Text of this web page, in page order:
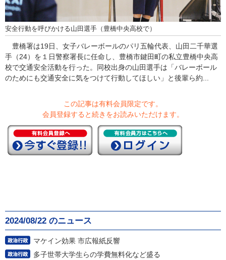
安全行動を呼びかける山田選手（豊橋中央高校で）
豊橋署は19日、女子バレーボールのパリ五輪代表、山田二千華選
手（24）を１日警察署長に任命し、豊橋市鍵田町の私立豊橋中央高
校で交通安全活動を行った。同校出身の山田選手は「バレーボール
のためにも交通安全に気をつけて行動してほしい」と後輩ら約...
この記事は有料会員限定です。
会員登録すると続きをお読みいただけます。
2024/08/22 のニュース
マケイン効果 市広報紙反響
多子世帯大学生らの学費無料化など盛る